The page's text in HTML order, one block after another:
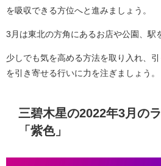
を吸収できる方位へと進みましょう。
3月は東北の方角にあるお店や公園、駅
少しでも気を高める方法を取り入れ、
を引き寄せる行いに力を注ぎましょう。
三碧木星の2022年3月の
「紫色」